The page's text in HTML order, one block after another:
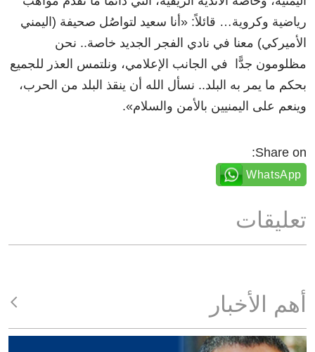
رياضية وكروية… قائلاً: «أنا سعيد لتواصُل صحيفة (اليمني
الأميركي) معنا في نادي الفجر الجديد خاصة.. نحن
مظلومون جدًّا في الجانب الإعلامي، ونلتمس العذر للجميع
بحكم ما يمر به البلد.. نسأل الله أن ينقذ البلد من الحرب،
وينعم على اليمنيين بالأمن والسلام»
.
Share on:
WhatsApp
تعليقات
أهم الأخبار